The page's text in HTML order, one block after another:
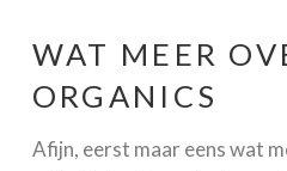
WAT MEER
ORGANICS
Afijn, eerst maar eens wat